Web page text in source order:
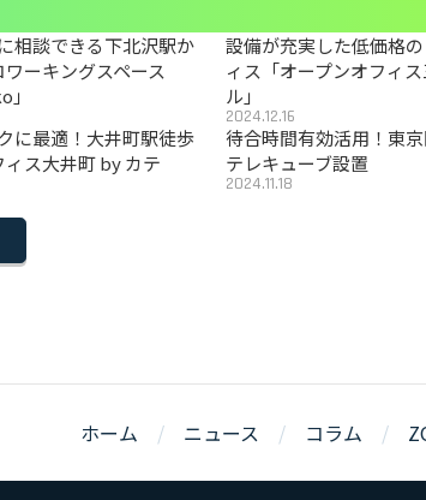
相談できる下北沢駅か
ーキングスペース
設備が充実した低価格
ィス「オープンオフィ
ル」
2024.12.16
に最適！大井町駅徒歩
ス大井町 by カテ
待合時間有効活用！東
テレキューブ設置
2024.11.18
ホーム ニュース コラム